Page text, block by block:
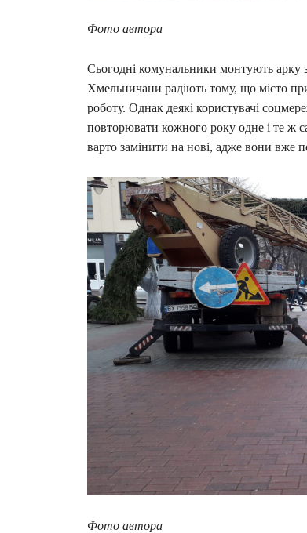
Фото автора
Сьогодні комунальники монтують арку
Хмельничани радіють тому, що місто
роботу. Однак деякі користувачі
повторювати кожного року одне і те ж
варто замінити на нові, адже вони вже
Фото автора